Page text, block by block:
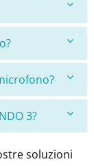
3?
soluzioni